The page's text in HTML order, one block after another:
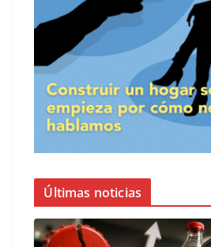
Últimas noticias